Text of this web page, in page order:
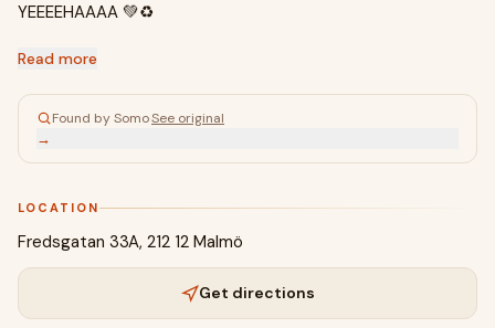
YEEEEHAAAA 💚♻️
Read more
Found by SomoSee original
→
LOCATION
Fredsgatan 33A, 212 12 Malmö
Get directions